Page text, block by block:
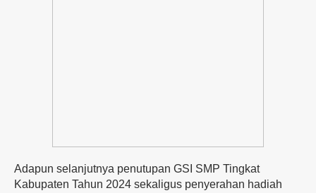
Adapun selanjutnya penutupan GSI SMP Tingkat
Kabupaten Tahun 2024 sekaligus penyerahan hadiah